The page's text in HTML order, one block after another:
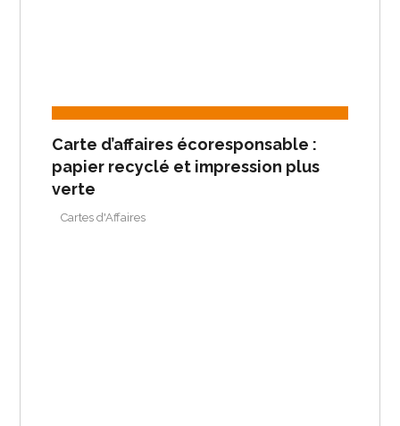
Carte d’affaires écoresponsable :
papier recyclé et impression plus
verte
Cartes d'Affaires